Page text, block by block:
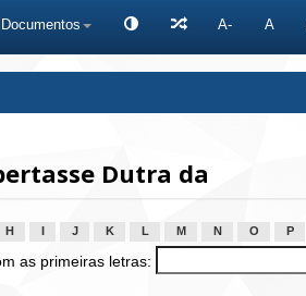
Documentos A- A
Dutra da
H J K L M N O P
as primeiras letras: